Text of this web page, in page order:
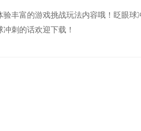
丰富的游戏挑战玩法内容哦！眨眼球
刺的话欢迎下载！